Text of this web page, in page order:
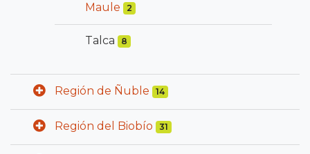
Maule 2
Talca 8
Región de Ñuble 14
Región del Biobío 31